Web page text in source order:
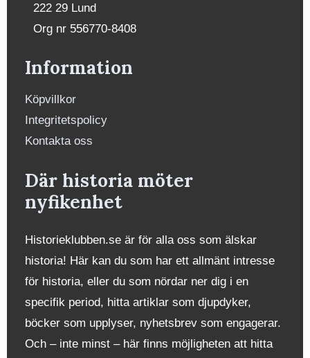
222 29 Lund
Org nr 556770-8408
Information
Köpvillkor
Integritetspolicy
Kontakta oss
Där historia möter
nyfikenhet
Historieklubben.se är för alla oss som älskar
historia! Här kan du som har ett allmänt intresse
för historia, eller du som nördar ner dig i en
specifik period, hitta artiklar som djupdyker,
böcker som upplyser, nyhetsbrev som engagerar.
Och – inte minst – här finns möjligheten att hitta